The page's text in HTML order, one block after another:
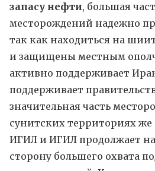
запасу нефти, большая
месторождений надежно
так как находиться на
и защищены местным
активно поддерживает
поддерживает
значительная часть
сунитских территориях
ИГИЛ и ИГИЛ продолжает
сторону большего охвата